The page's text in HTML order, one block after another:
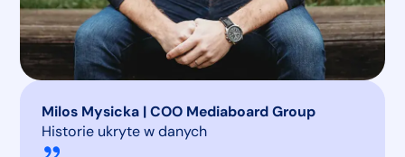
Milos Mysicka | COO Mediaboard Group
Historie ukryte w danych